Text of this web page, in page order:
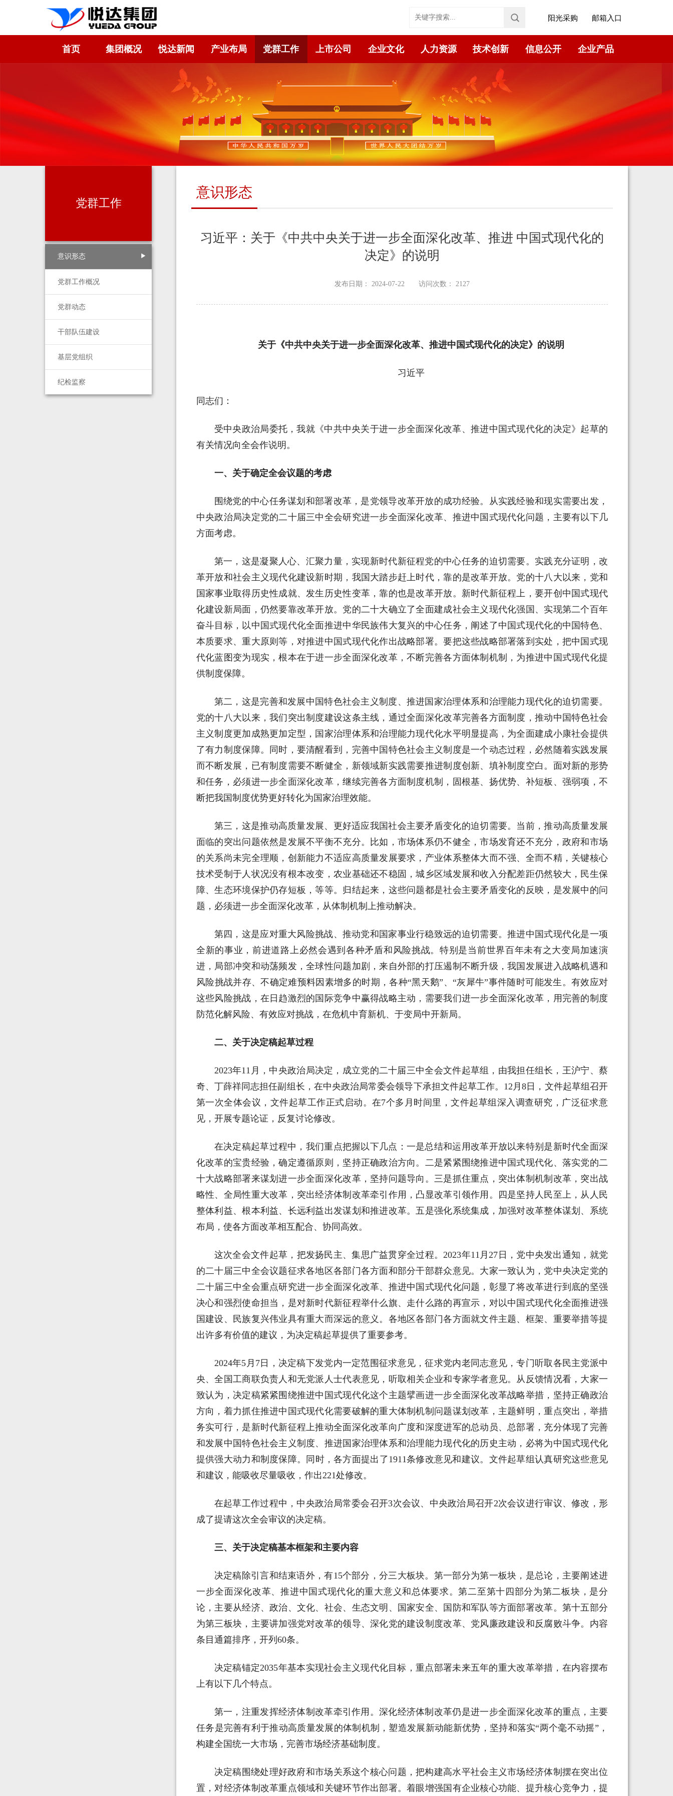
阳光采购 邮箱入口
首页 集团概况 悦达新闻 产业布局 党群工作 上市公司 企业文化 人力资源 技术创新 信息公开 企业产品
党群工作
意识形态
党群工作概况
党群动态
干部队伍建设
基层党组织
纪检监察
意识形态
习近平：关于《中共中央关于进一步全面深化改革、推进 中国式现代化的
决定》的说明
发布日期： 2024-07-22访问次数： 2127
关于《中共中央关于进一步全面深化改革、推进中国式现代化的决定》的说明
习近平
同志们：
受中央政治局委托，我就《中共中央关于进一步全面深化改革、推进中国式现代化的决定》起草的
有关情况向全会作说明。
一、关于确定全会议题的考虑
围绕党的中心任务谋划和部署改革，是党领导改革开放的成功经验。从实践经验和现实需要出发，
中央政治局决定党的二十届三中全会研究进一步全面深化改革、推进中国式现代化问题，主要有以下几
方面考虑。
第一，这是凝聚人心、汇聚力量，实现新时代新征程党的中心任务的迫切需要。实践充分证明，改
革开放和社会主义现代化建设新时期，我国大踏步赶上时代，靠的是改革开放。党的十八大以来，党和
国家事业取得历史性成就、发生历史性变革，靠的也是改革开放。新时代新征程上，要开创中国式现代
化建设新局面，仍然要靠改革开放。党的二十大确立了全面建成社会主义现代化强国、实现第二个百年
奋斗目标，以中国式现代化全面推进中华民族伟大复兴的中心任务，阐述了中国式现代化的中国特色、
本质要求、重大原则等，对推进中国式现代化作出战略部署。要把这些战略部署落到实处，把中国式现
代化蓝图变为现实，根本在于进一步全面深化改革，不断完善各方面体制机制，为推进中国式现代化提
供制度保障。
第二，这是完善和发展中国特色社会主义制度、推进国家治理体系和治理能力现代化的迫切需要。
党的十八大以来，我们突出制度建设这条主线，通过全面深化改革完善各方面制度，推动中国特色社会
主义制度更加成熟更加定型，国家治理体系和治理能力现代化水平明显提高，为全面建成小康社会提供
了有力制度保障。同时，要清醒看到，完善中国特色社会主义制度是一个动态过程，必然随着实践发展
而不断发展，已有制度需要不断健全，新领域新实践需要推进制度创新、填补制度空白。面对新的形势
和任务，必须进一步全面深化改革，继续完善各方面制度机制，固根基、扬优势、补短板、强弱项，不
断把我国制度优势更好转化为国家治理效能。
第三，这是推动高质量发展、更好适应我国社会主要矛盾变化的迫切需要。当前，推动高质量发展
面临的突出问题依然是发展不平衡不充分。比如，市场体系仍不健全，市场发育还不充分，政府和市场
的关系尚未完全理顺，创新能力不适应高质量发展要求，产业体系整体大而不强、全而不精，关键核心
技术受制于人状况没有根本改变，农业基础还不稳固，城乡区域发展和收入分配差距仍然较大，民生保
障、生态环境保护仍存短板，等等。归结起来，这些问题都是社会主要矛盾变化的反映，是发展中的问
题，必须进一步全面深化改革，从体制机制上推动解决。
第四，这是应对重大风险挑战、推动党和国家事业行稳致远的迫切需要。推进中国式现代化是一项
全新的事业，前进道路上必然会遇到各种矛盾和风险挑战。特别是当前世界百年未有之大变局加速演
进，局部冲突和动荡频发，全球性问题加剧，来自外部的打压遏制不断升级，我国发展进入战略机遇和
风险挑战并存、不确定难预料因素增多的时期，各种“黑天鹅”、“灰犀牛”事件随时可能发生。有效应对
这些风险挑战，在日趋激烈的国际竞争中赢得战略主动，需要我们进一步全面深化改革，用完善的制度
防范化解风险、有效应对挑战，在危机中育新机、于变局中开新局。
二、关于决定稿起草过程
2023年11月，中央政治局决定，成立党的二十届三中全会文件起草组，由我担任组长，王沪宁、蔡
奇、丁薛祥同志担任副组长，在中央政治局常委会领导下承担文件起草工作。12月8日，文件起草组召开
第一次全体会议，文件起草工作正式启动。在7个多月时间里，文件起草组深入调查研究，广泛征求意
见，开展专题论证，反复讨论修改。
在决定稿起草过程中，我们重点把握以下几点：一是总结和运用改革开放以来特别是新时代全面深
化改革的宝贵经验，确定遵循原则，坚持正确政治方向。二是紧紧围绕推进中国式现代化、落实党的二
十大战略部署来谋划进一步全面深化改革，坚持问题导向。三是抓住重点，突出体制机制改革，突出战
略性、全局性重大改革，突出经济体制改革牵引作用，凸显改革引领作用。四是坚持人民至上，从人民
整体利益、根本利益、长远利益出发谋划和推进改革。五是强化系统集成，加强对改革整体谋划、系统
布局，使各方面改革相互配合、协同高效。
这次全会文件起草，把发扬民主、集思广益贯穿全过程。2023年11月27日，党中央发出通知，就党
的二十届三中全会议题征求各地区各部门各方面和部分干部群众意见。大家一致认为，党中央决定党的
二十届三中全会重点研究进一步全面深化改革、推进中国式现代化问题，彰显了将改革进行到底的坚强
决心和强烈使命担当，是对新时代新征程举什么旗、走什么路的再宣示，对以中国式现代化全面推进强
国建设、民族复兴伟业具有重大而深远的意义。各地区各部门各方面就文件主题、框架、重要举措等提
出许多有价值的建议，为决定稿起草提供了重要参考。
2024年5月7日，决定稿下发党内一定范围征求意见，征求党内老同志意见，专门听取各民主党派中
央、全国工商联负责人和无党派人士代表意见，听取相关企业和专家学者意见。从反馈情况看，大家一
致认为，决定稿紧紧围绕推进中国式现代化这个主题擘画进一步全面深化改革战略举措，坚持正确政治
方向，着力抓住推进中国式现代化需要破解的重大体制机制问题谋划改革，主题鲜明，重点突出，举措
务实可行，是新时代新征程上推动全面深化改革向广度和深度进军的总动员、总部署，充分体现了完善
和发展中国特色社会主义制度、推进国家治理体系和治理能力现代化的历史主动，必将为中国式现代化
提供强大动力和制度保障。同时，各方面提出了1911条修改意见和建议。文件起草组认真研究这些意见
和建议，能吸收尽量吸收，作出221处修改。
在起草工作过程中，中央政治局常委会召开3次会议、中央政治局召开2次会议进行审议、修改，形
成了提请这次全会审议的决定稿。
三、关于决定稿基本框架和主要内容
决定稿除引言和结束语外，有15个部分，分三大板块。第一部分为第一板块，是总论，主要阐述进
一步全面深化改革、推进中国式现代化的重大意义和总体要求。第二至第十四部分为第二板块，是分
论，主要从经济、政治、文化、社会、生态文明、国家安全、国防和军队等方面部署改革。第十五部分
为第三板块，主要讲加强党对改革的领导、深化党的建设制度改革、党风廉政建设和反腐败斗争。内容
条目通篇排序，开列60条。
决定稿锚定2035年基本实现社会主义现代化目标，重点部署未来五年的重大改革举措，在内容摆布
上有以下几个特点。
第一，注重发挥经济体制改革牵引作用。深化经济体制改革仍是进一步全面深化改革的重点，主要
任务是完善有利于推动高质量发展的体制机制，塑造发展新动能新优势，坚持和落实“两个毫不动摇”，
构建全国统一大市场，完善市场经济基础制度。
决定稿围绕处理好政府和市场关系这个核心问题，把构建高水平社会主义市场经济体制摆在突出位
置，对经济体制改革重点领域和关键环节作出部署。着眼增强国有企业核心功能、提升核心竞争力，提